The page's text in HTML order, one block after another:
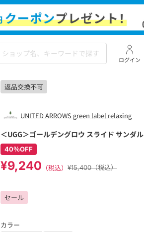
ログイン
返品交換不可
UNITED ARROWS green label relaxing
＜UGG＞ゴールデングロウ スライド サンダル
40％OFF
¥9,240 （税込） ¥15,400（税込）
セール
カラー